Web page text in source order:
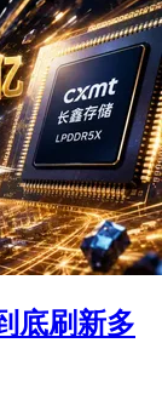
底刷新多